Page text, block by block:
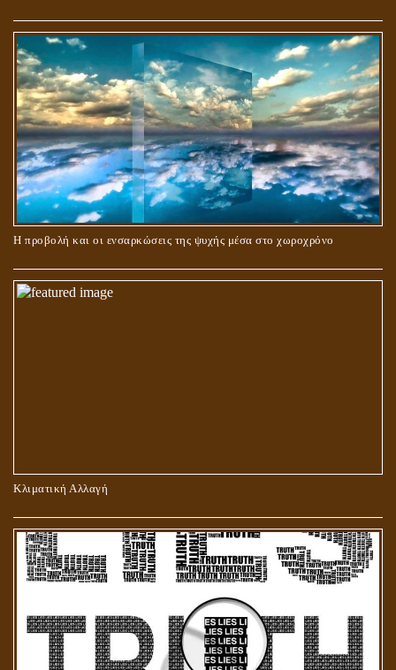
Η προβολή και οι ενσαρκώσεις της ψυχής μέσα στο χωροχρόνο
Κλιματική Αλλαγή
ΠΕΡΙ ΓΑΜΟΥ ΚΑΙ ΔΙΑΖΥΓΙΟΥ
ΠΕΡΙ ΠΡΟΣΕΥΧΗΣ, ΝΗΣΤΕΙΑΣ ΚΑΙ ΕΛΕΗΜΟΣΥΝΗΣ